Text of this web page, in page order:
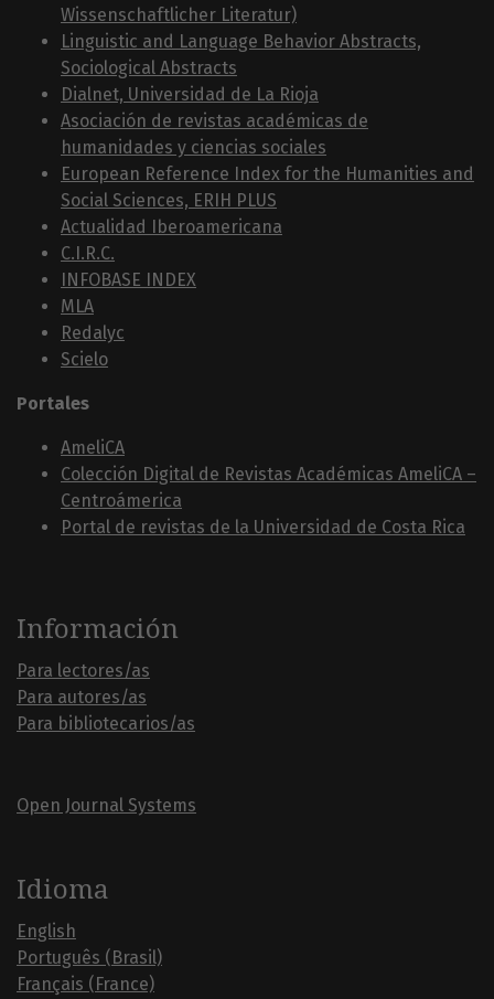
Wissenschaftlicher Literatur)
Linguistic and Language Behavior Abstracts,
Sociological Abstracts
Dialnet, Universidad de La Rioja
Asociación de revistas académicas de
humanidades y ciencias sociales
European Reference Index for the Humanities and
Social Sciences, ERIH PLUS
Actualidad Iberoamericana
C.I.R.C.
INFOBASE INDEX
MLA
Redalyc
Scielo
Portales
AmeliCA
Colección Digital de Revistas Académicas AmeliCA –
Centroámerica
Portal de revistas de la Universidad de Costa Rica
Información
Para lectores/as
Para autores/as
Para bibliotecarios/as
Open Journal Systems
Idioma
English
Português (Brasil)
Français (France)